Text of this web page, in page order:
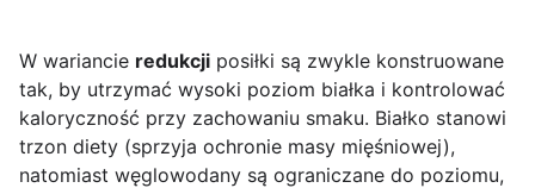
W wariancie redukcji posiłki są zwykle konstruowane
tak, by utrzymać wysoki poziom białka i kontrolować
kaloryczność przy zachowaniu smaku. Białko stanowi
trzon diety (sprzyja ochronie masy mięśniowej),
natomiast węglowodany są ograniczane do poziomu,